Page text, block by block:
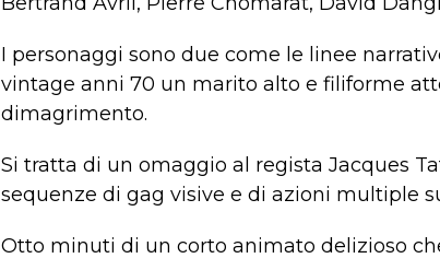
I personaggi sono due come le linee
vintage anni 70 un marito alto e filiforme
dimagrimento.
Si tratta di un omaggio al regista Jacques
sequenze di gag visive e di azioni multiple
Otto minuti di un corto animato delizioso